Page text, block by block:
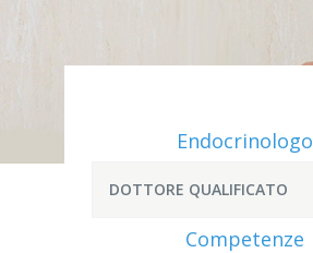
Endocrinologo
DOTTORE QUALIFICATO
Competenze